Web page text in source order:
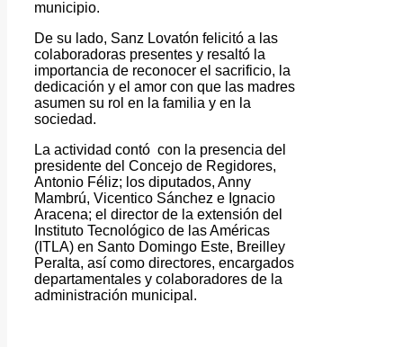
municipio.
De su lado, Sanz Lovatón felicitó a las
colaboradoras presentes y resaltó la
importancia de reconocer el sacrificio, la
dedicación y el amor con que las madres
asumen su rol en la familia y en la
sociedad.
La actividad contó con la presencia del
presidente del Concejo de Regidores,
Antonio Féliz; los diputados, Anny
Mambrú, Vicentico Sánchez e Ignacio
Aracena; el director de la extensión del
Instituto Tecnológico de las Américas
(ITLA) en Santo Domingo Este, Breilley
Peralta, así como directores, encargados
departamentales y colaboradores de la
administración municipal.